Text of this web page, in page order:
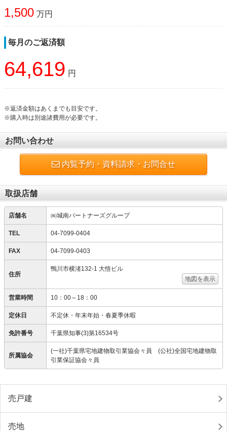
1,500 万円
毎月のご返済額
64,619 円
※返済金額はあくまでも目安です。
※購入時は別途諸費用が必要です。
お問い合わせ
内覧予約・資料請求・お問合せ
取扱店舗
店舗名 ㈱城南パートナーズグループ
TEL 04-7099-0404
FAX 04-7099-0403
住所
鴨川市横渚132‐1 大悟ビル
地図を表示
営業時間 10：00～18：00
定休日 不定休・年末年始・春夏季休暇
免許番号 千葉県知事(3)第16534号
所属協会
(一社)千葉県宅地建物取引業協会々員 (公社)全国宅地建物取
引業保証協会々員
売戸建
売地